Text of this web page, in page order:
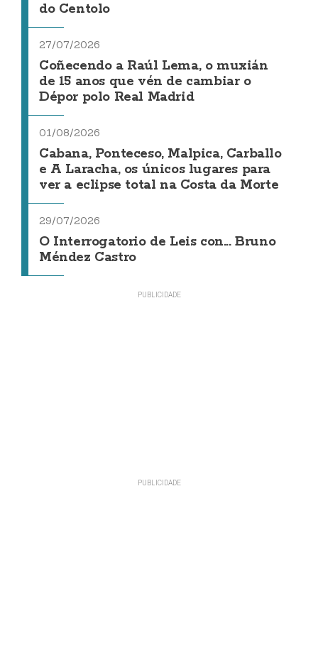
do Centolo
27/07/2026
Coñecendo a Raúl Lema, o muxián
de 15 anos que vén de cambiar o
Dépor polo Real Madrid
01/08/2026
Cabana, Ponteceso, Malpica, Carballo
e A Laracha, os únicos lugares para
ver a eclipse total na Costa da Morte
29/07/2026
O Interrogatorio de Leis con... Bruno
Méndez Castro